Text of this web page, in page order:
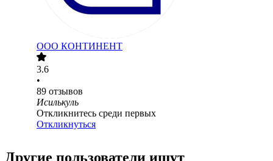
ООО КОНТИНЕНТ
3.6
•
89 отзывов
Исилькуль
Откликнитесь среди первых
Откликнуться
Другие пользователи ищут